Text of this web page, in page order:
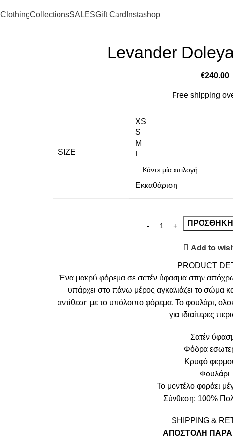
ClothingCollectionsSALESGift Card Instashop
Levander
€240.00
Free shipping
SIZE
XS
S
M
L
Εκκαθάριση
ΠΡΟΣΘΉΚΗ
Add to
PRODUCT
Ένα μακρύ φόρεμα σε σατέν ύφασμα στην
υπάρχει στο πάνω μέρος αγκαλιάζει το σώμα
αντίθεση με το υπόλοιπο φόρεμα. Το φουλάρι,
για ιδιαίτερες
Σατέν
Φόδρα
Κρυφό
Φουλάρι
Το μοντέλο φοράει
Σύνθεση: 100%
SHIPPING &
ΑΠΟΣΤΟΛΗ